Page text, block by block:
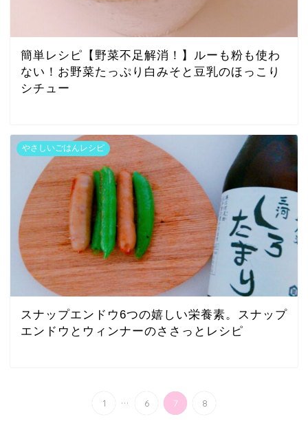
簡単レシピ【野菜不足解消！】ルーも粉も使わ
ない！お野菜たっぷり白みそと豆乳のほっこり
シチュー
やさしいごはんレシピ
スナップエンドウ6つの嬉しい栄養素。スナップ
エンドウとウィンナーのささっとレシピ
1 ... 6 7 8